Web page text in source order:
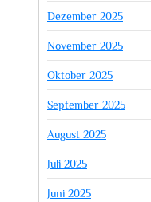
Dezember 2025
November 2025
Oktober 2025
September 2025
August 2025
Juli 2025
Juni 2025